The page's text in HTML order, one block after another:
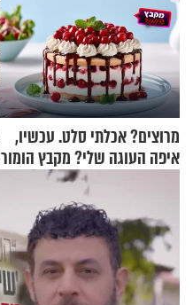
מרוצים? אכלתי סלט. עכשיו,
איפה העוגה שלי? מקבץ הומור